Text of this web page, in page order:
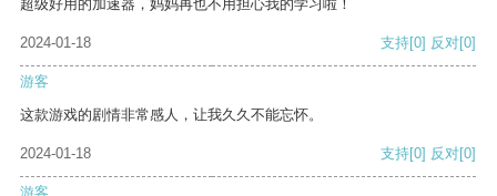
超级好用的加速器，妈妈再也不用担心我的学习啦！
2024-01-18 支持[0] 反对[0]
游客
这款游戏的剧情非常感人，让我久久不能忘怀。
2024-01-18 支持[0] 反对[0]
游客